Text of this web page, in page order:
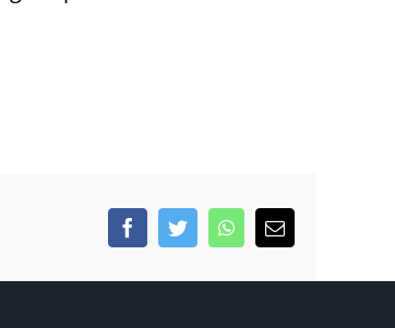
FacebookTwitterWhatsApp
E-
Mail